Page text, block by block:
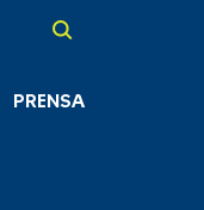
PRENSA